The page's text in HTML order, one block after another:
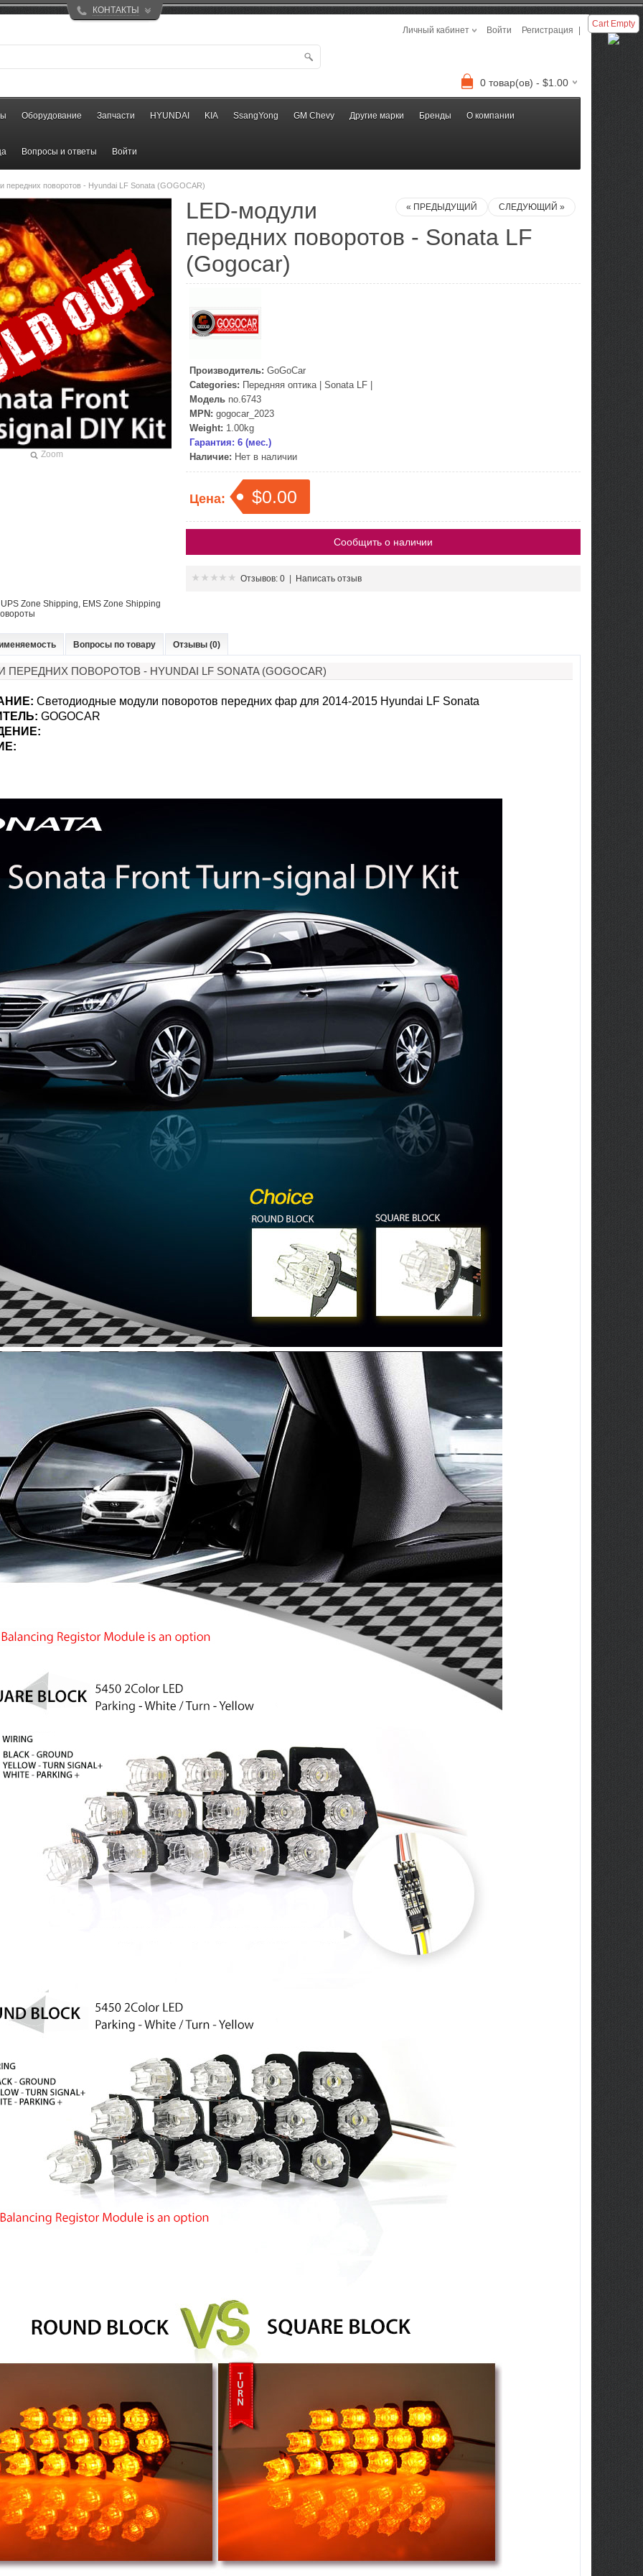
КОНТАКТЫ
Личный кабинет
Войти Регистрация
0 товар(ов) - $1.00
Оборудование Запчасти HYUNDAI KIA SsangYong GM Chevy Другие марки Бренды О компании
Вопросы и ответы Войти
POP
Ver.2 - KIA
K-TUNING POP
Решетка радиатора - Hyundai All New
Tucson (ROADRUNS)
Only $185.00
Details
передних поворотов - Hyundai LF Sonata (GOGOCAR)
Zoom
СЛЕДУЮЩИЙ »
« ПРЕДЫДУЩИЙ
LED-модули
передних поворотов - Sonata LF
(Gogocar)
Производитель: GoGoCar
Categories: Передняя оптика| Sonata LF
Модель no.6743
MPN: gogocar_2023
Weight: 1.00kg
Гарантия: 6 (мес.)
Наличие: Нет в наличии
Цена: $0.00
Сообщить о наличии
Отзывов: 0 Написать отзыв
Zone Shipping, EMS Zone Shipping
Вопросы по товару Отзывы (0)
ПЕРЕДНИХ ПОВОРОТОВ - HYUNDAI LF SONATA (GOGOCAR)
Светодиодные модули поворотов передних фар для 2014-2015 Hyundai LF Sonata
GOGOCAR
Cart Empty